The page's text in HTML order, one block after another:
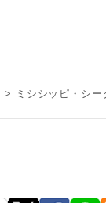
ミシシッピ・シ